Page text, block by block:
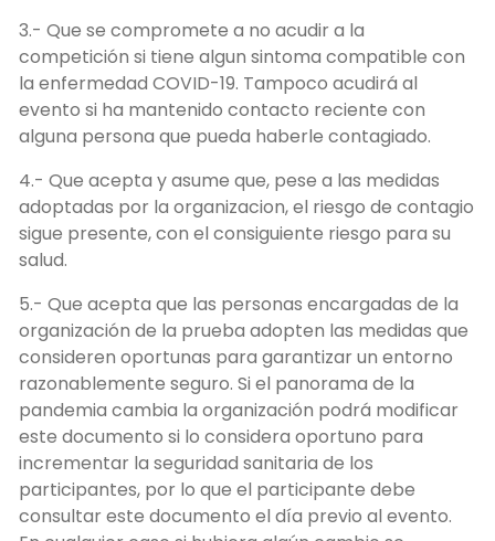
3.- Que se compromete a no acudir a la
competición si tiene algun sintoma compatible con
la enfermedad COVID-19. Tampoco acudirá al
evento si ha mantenido contacto reciente con
alguna persona que pueda haberle contagiado.
4.- Que acepta y asume que, pese a las medidas
adoptadas por la organizacion, el riesgo de contagio
sigue presente, con el consiguiente riesgo para su
salud.
5.- Que acepta que las personas encargadas de la
organización de la prueba adopten las medidas que
consideren oportunas para garantizar un entorno
razonablemente seguro. Si el panorama de la
pandemia cambia la organización podrá modificar
este documento si lo considera oportuno para
incrementar la seguridad sanitaria de los
participantes, por lo que el participante debe
consultar este documento el día previo al evento.